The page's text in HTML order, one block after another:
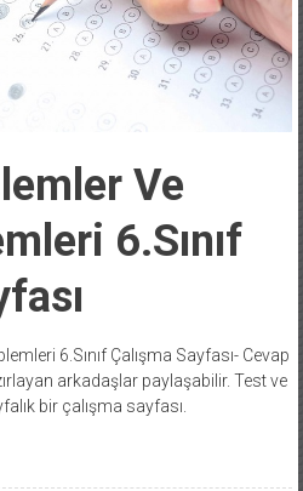
Ve
6.Sınıf
6.Sınıf Çalışma Sayfası- Cevap
arkadaşlar paylaşabilir. Test ve
bir çalışma sayfası.